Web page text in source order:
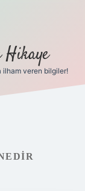
Hikaye
ilham veren bilgiler!